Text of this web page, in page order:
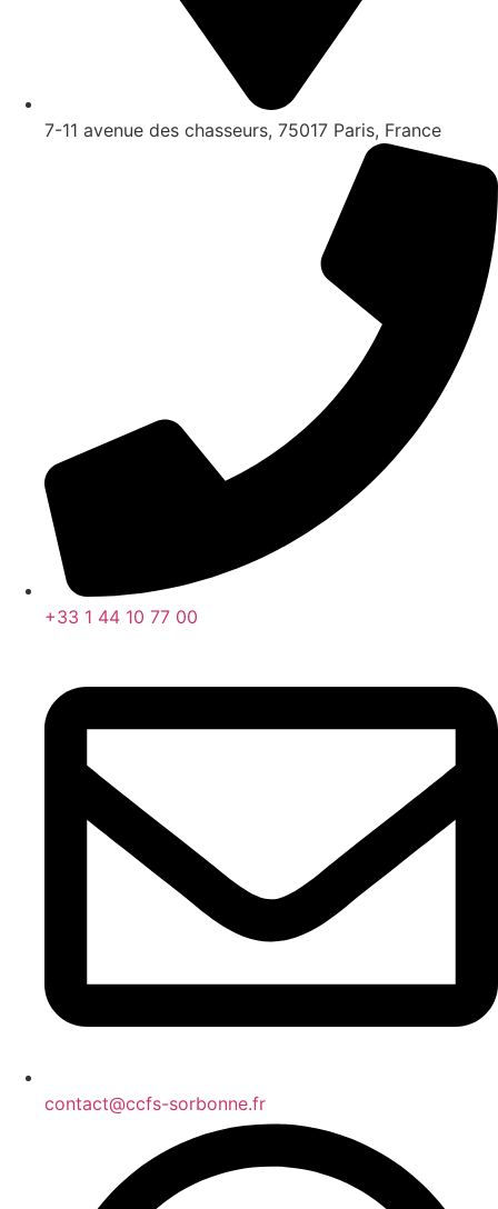
7-11 avenue des chasseurs, 75017 Paris, France
+33 1 44 10 77 00
contact@ccfs-sorbonne.fr